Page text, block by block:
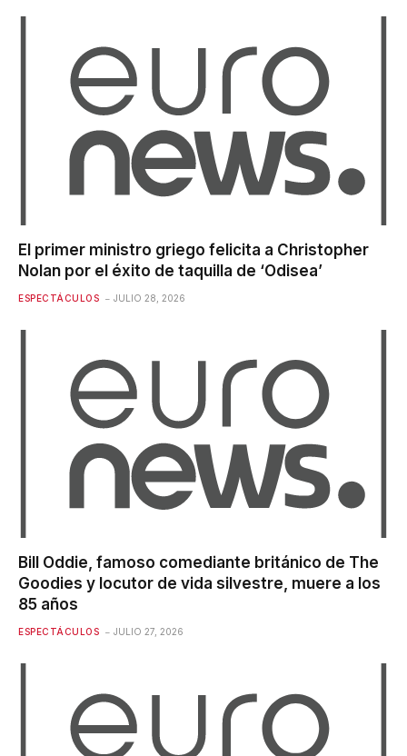
El primer ministro griego felicita a Christopher
Nolan por el éxito de taquilla de ‘Odisea’
ESPECTÁCULOS JULIO 28, 2026
Bill Oddie, famoso comediante británico de The
Goodies y locutor de vida silvestre, muere a los
85 años
ESPECTÁCULOS JULIO 27, 2026